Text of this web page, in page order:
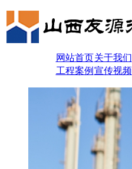
网站首页关于我们
工程案例 宣传视频